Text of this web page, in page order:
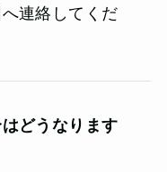
連絡してくだ
どうなります